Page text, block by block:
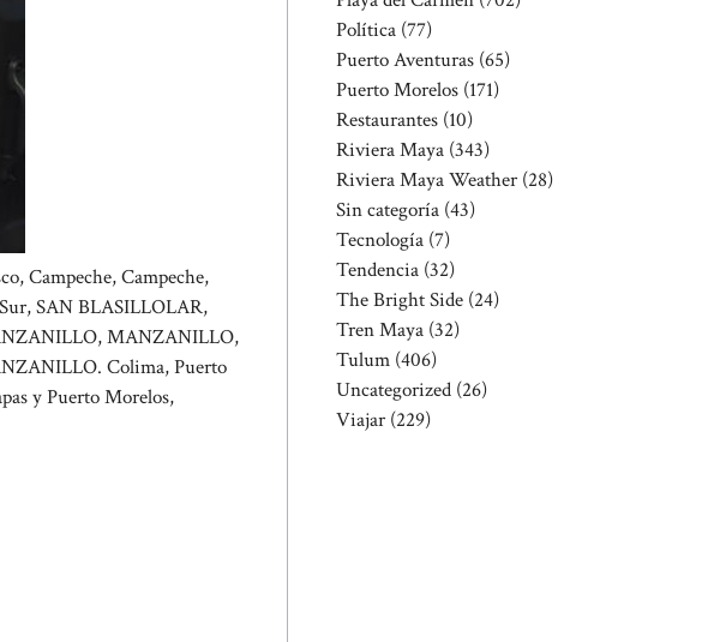
Campeche, Campeche,
SAN BLASILLOLAR,
MANZANILLO,
Colima, Puerto
y Puerto Morelos,
Política (77)
Puerto Aventuras (65)
Puerto Morelos (171)
Restaurantes (10)
Riviera Maya (343)
Riviera Maya Weather (28)
Sin categoría (43)
Tecnología (7)
Tendencia (32)
The Bright Side (24)
Tren Maya (32)
Tulum (406)
Uncategorized (26)
Viajar (229)